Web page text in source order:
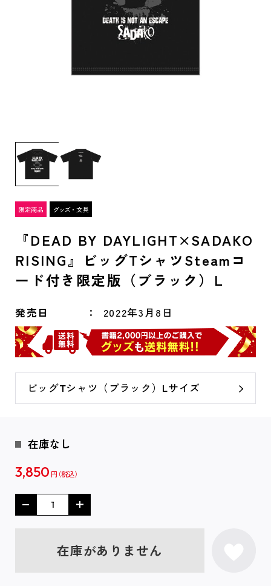
『DEAD BY DAYLIGHT×SADAKO
RISING』ビッグTシャツSteamコ
ード付き限定版（ブラック）L
発売日 2022年3月8日
ビッグTシャツ（ブラック）Lサイズ
在庫なし
3,850 円
在庫がありません